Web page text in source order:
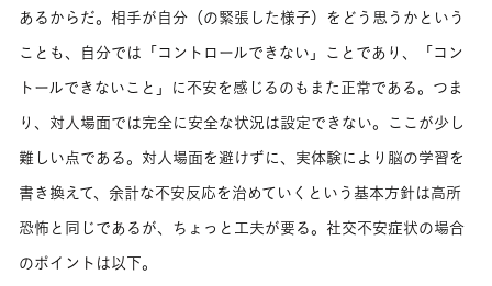
あるからだ。相手が自分（の緊張した様子）をどう思うかという
ことも、自分では「コントロールできない」ことであり、「コン
トールできないこと」に不安を感じるのもまた正常である。つま
り、対人場面では完全に安全な状況は設定できない。ここが少し
難しい点である。対人場面を避けずに、実体験により脳の学習を
書き換えて、余計な不安反応を治めていくという基本方針は高所
恐怖と同じであるが、ちょっと工夫が要る。社交不安症状の場合
のポイントは以下。